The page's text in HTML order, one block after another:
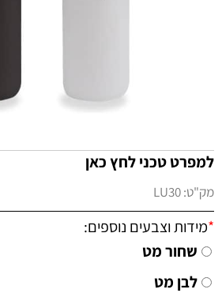
למפרט טכני לחץ כאן
מק"ט:LU30
*מידות וצבעים נוספים:
שחור מט
לבן מט